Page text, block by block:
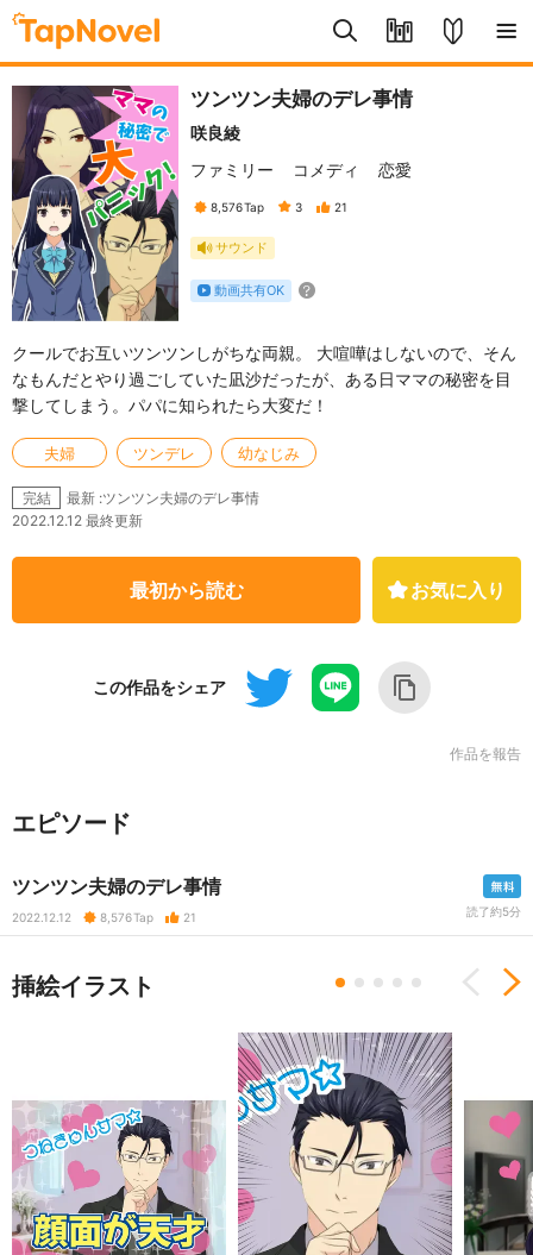
ツンツン夫婦のデレ事情
咲良綾
ファミリー
コメディ 恋愛
8,576Tap 3 21
サウンド
動画共有OK
クールでお互いツンツンしがちな両親。 大喧嘩はしないので、そん
なもんだとやり過ごしていた凪沙だったが、ある日ママの秘密を目
撃してしまう。パパに知られたら大変だ！
夫婦 ツンデレ 幼なじみ
完結
最新 :ツンツン夫婦のデレ事情
2022.12.12 最終更新
最初から読む お気に入り
この作品をシェア
作品を報告
エピソード
ツンツン夫婦のデレ事情
2022.12.12 8,576Tap 21 読了約5分
挿絵イラスト Previous